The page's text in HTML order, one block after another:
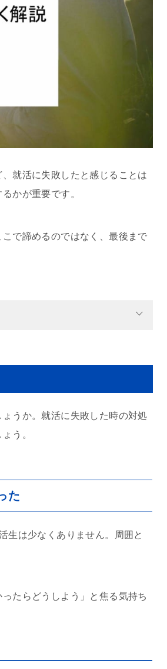
就活に失敗したと感じることは
かが重要です。
で諦めるのではなく、最後まで
うか。就活に失敗した時の対処
う。
た
生は少なくありません。周囲と
たらどうしよう」と焦る気持ち